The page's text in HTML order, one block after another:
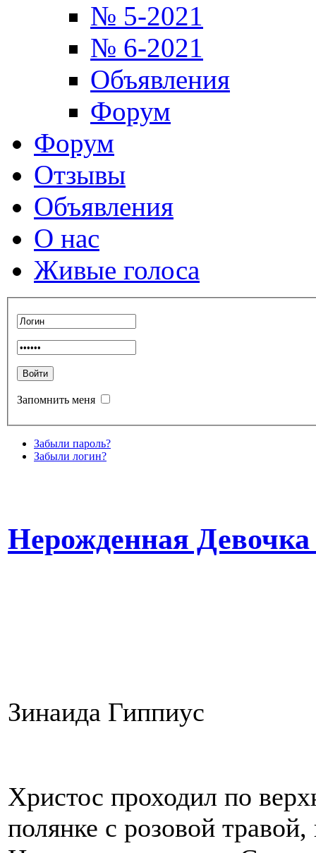
№ 5-2021
№ 6-2021
Объявления
Форум
Форум
Отзывы
Объявления
О нас
Живые голоса
Запомнить меня
Забыли пароль?
Забыли логин?
Нерожденная Девочка
Зинаида Гиппиус
Христос проходил по
полянке с розовой